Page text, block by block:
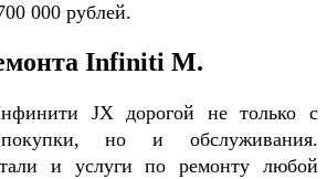
000 рублей.
Infiniti M.
JX дорогой не только с
но и обслуживания.
и услуги по ремонту любой